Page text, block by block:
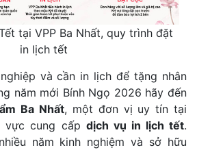
tại VPP Ba Nhất, quy trình đặt
in lịch tết
và cần in lịch để tặng nhân
năm mới Bính Ngọ 2026 hãy đến
Ba Nhất, một đơn vị uy tín tại
vực cung cấp dịch vụ in lịch tết.
năm kinh nghiệm và sở hữu